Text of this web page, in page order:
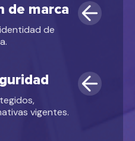
de marca
de
vigentes.